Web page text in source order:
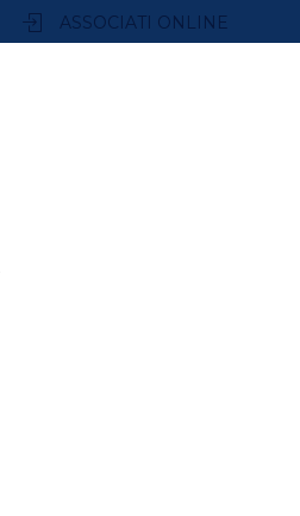
ASSOCIATI ONLINE